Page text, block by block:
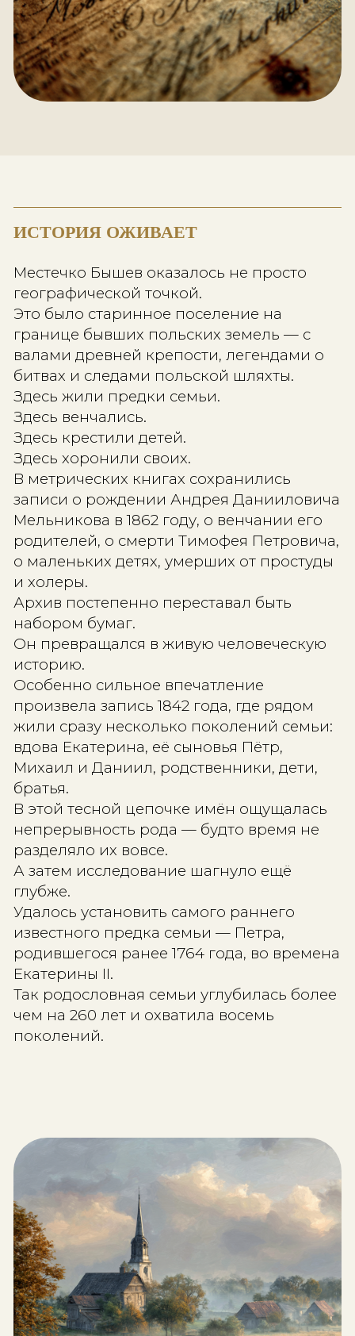
местечка Бышев неожиданно
семья Даниила Тимофеевича
Мельникова.
И рядом с фамилией стояло
одно обозначение:
«шляхетный»
Это был момент, когда история
как казалось семье, городской
внезапно открыла совершенно
масштаб.
ИСТОРИЯ ОЖИВАЕТ
Местечко Бышев оказалось не
географической точкой.
Это было старинное поселение на
границе бывших польских земель —
Здесь венчались.
Здесь крестили детей.
Здесь хоронили своих.
В метрических книгах сохранились
записи о рождении Андрея
Мельникова в 1862 году, о венчании
родителей, о смерти Тимофея
о маленьких детях, умерших от
и холеры.